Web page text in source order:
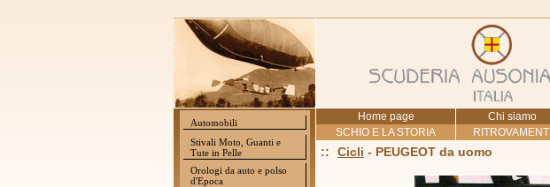
Automobili
Stivali Moto, Guanti e
Tute in Pelle
Orologi da auto e polso
d'Epoca
Home page Chi siamo
SCHIO E LA STORIA
RITROVAMENTI
:: Cicli - PEUGEOT da uomo